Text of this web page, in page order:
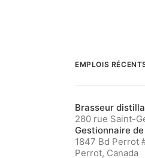
EMPLOIS
Brasseur
280 rue Saint-
Gestionnaire
1847 Bd Perrot
Perrot, Canada